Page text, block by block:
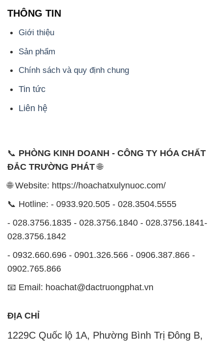
THÔNG TIN
Giới thiệu
Sản phẩm
Chính sách và quy định chung
Tin tức
Liên hệ
📞 PHÒNG KINH DOANH - CÔNG TY HÓA CHẤT
ĐẮC TRƯỜNG PHÁT🌐
🌐 Website: https://hoachatxulynuoc.com/
📞 Hotline: - 0933.920.505 - 028.3504.5555
- 028.3756.1835 - 028.3756.1840 - 028.3756.1841-
028.3756.1842
- 0932.660.696 - 0901.326.566 - 0906.387.866 -
0902.765.866
📧 Email: hoachat@dactruongphat.vn
ĐỊA CHỈ
1229C Quốc lộ 1A, Phường Bình Trị Đông B,